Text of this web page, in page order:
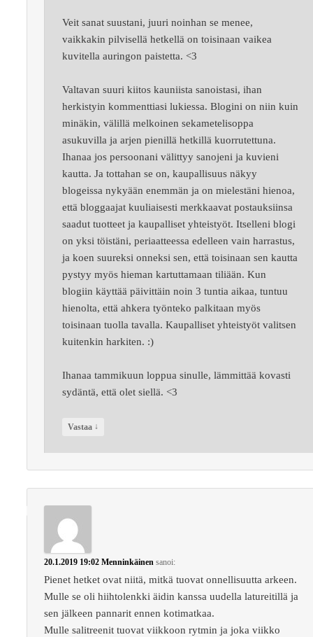
Veit sanat suustani, juuri noinhan se menee,
vaikkakin pilvisellä hetkellä on toisinaan vaikea
kuvitella auringon paistetta. <3
Valtavan suuri kiitos kauniista sanoistasi, ihan
herkistyin kommenttiasi lukiessa. Blogini on niin kuin
minäkin, välillä melkoinen sekametelisoppa
asukuvilla ja arjen pienillä hetkillä kuorrutettuna.
Ihanaa jos persoonani välittyy sanojeni ja kuvieni
kautta. Ja tottahan se on, kaupallisuus näkyy
blogeissa nykyään enemmän ja on mielestäni hienoa,
että bloggaajat kuuliaisesti merkkaavat postauksiinsa
saadut tuotteet ja kaupalliset yhteistyöt. Itselleni blogi
on yksi töistäni, periaatteessa edelleen vain harrastus,
ja koen suureksi onneksi sen, että toisinaan sen kautta
pystyy myös hieman kartuttamaan tiliään. Kun
blogiin käyttää päivittäin noin 3 tuntia aikaa, tuntuu
hienolta, että ahkera työnteko palkitaan myös
toisinaan tuolla tavalla. Kaupalliset yhteistyöt valitsen
kuitenkin harkiten. :)
Ihanaa tammikuun loppua sinulle, lämmittää kovasti
sydäntä, että olet siellä. <3
Vastaa ↓
20.1.2019 19:02 Menninkäinen sanoi:
Pienet hetket ovat niitä, mitkä tuovat onnellisuutta arkeen.
Mulle se oli hiihtolenkki äidin kanssa uudella latureitillä ja
sen jälkeen pannarit ennen kotimatkaa.
Mulle salitreenit tuovat viikkoon rytmin ja joka viikko